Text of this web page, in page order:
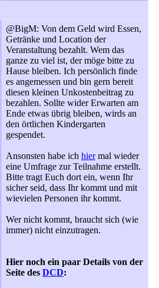
@BigM: Von dem Geld wird Essen,
Getränke und Location der
Veranstaltung bezahlt. Wem das
ganze zu viel ist, der möge bitte zu
Hause bleiben. Ich persönlich finde
es angemessen und bin gern bereit
diesen kleinen Unkostenbeitrag zu
bezahlen. Sollte wider Erwarten am
Ende etwas übrig bleiben, wirds an
den örtlichen Kindergarten
gespendet.
Ansonsten habe ich hiermal wieder
eine Umfrage zur Teilnahme erstellt.
Bitte tragt Euch dort ein, wenn Ihr
sicher seid, dass Ihr kommt und mit
wievielen Personen ihr kommt.
Wer nicht kommt, braucht sich (wie
immer) nicht einzutragen.
Hier noch ein paar Details von der
Seite des DCD: